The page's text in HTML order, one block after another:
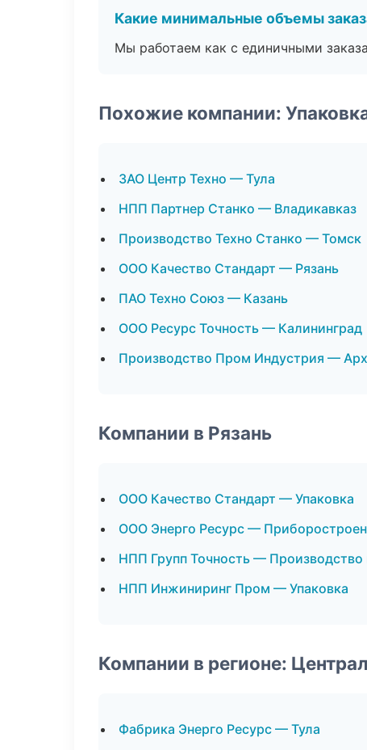
Какие минимальные объемы
Мы работаем как с единичными
Похожие компании:
ЗАО Центр Техно — Тула
НПП Партнер Станко — Владикавказ
Производство Техно Станко — Томск
ООО Качество Стандарт — Рязань
ПАО Техно Союз — Казань
ООО Ресурс Точность — Калининград
Производство Пром Индустрия —
Компании в Рязань
ООО Качество Стандарт — Упаковка
ООО Энерго Ресурс —
НПП Групп Точность — Производство
НПП Инжиниринг Пром — Упаковка
Компании в регионе:
Фабрика Энерго Ресурс — Тула